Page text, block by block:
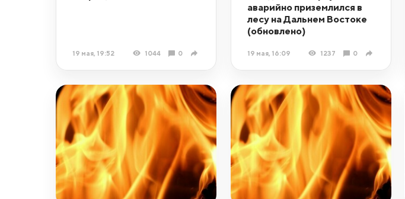
19 мая, 19:52 1044 0
аварийно приземлился в
лесу на Дальнем Востоке
(обновлено)
19 мая, 16:09 1237 0